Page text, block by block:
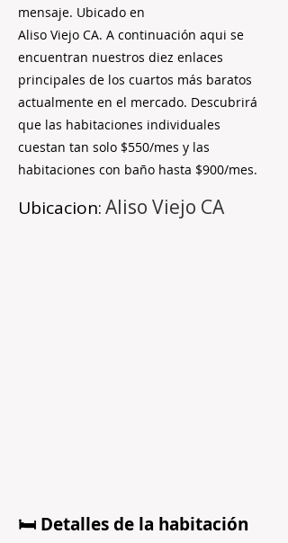
mensaje. Ubicado en
Aliso Viejo CA. A continuación aqui se
encuentran nuestros diez enlaces
principales de los cuartos más baratos
actualmente en el mercado. Descubrirá
que las habitaciones individuales
cuestan tan solo $550/mes y las
habitaciones con baño hasta $900/mes.
Ubicacion:Aliso Viejo CA
🛏️ Detalles de la habitación